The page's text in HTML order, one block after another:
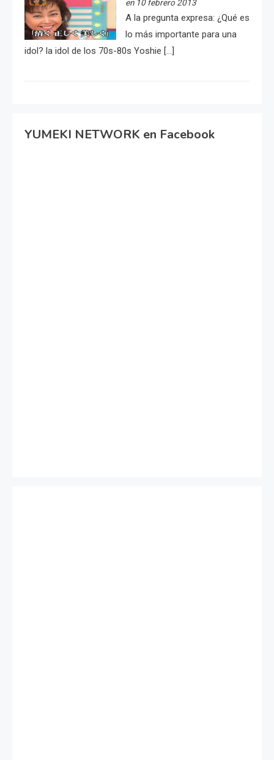
en 10 febrero 2013
A la pregunta expresa: ¿Qué es
lo más importante para una
idol? la idol de los 70s-80s Yoshie […]
YUMEKI NETWORK en Facebook